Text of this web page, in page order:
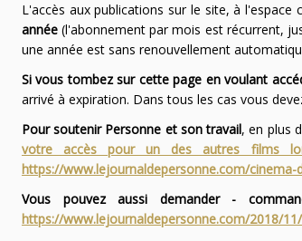
L'accès aux publications sur le site, à l'espace
année(l'abonnement par mois est récurrent,
une année est sans renouvellement
Si vous tombez sur cette page en voulant
arrivé à expiration. Dans tous les cas vous
Pour soutenir Personne et son travail, en plus
votre accès pour un des autres films
https://www.lejournaldepersonne.com/cinema-
Vous pouvez aussi demander -
https://www.lejournaldepersonne.com/2018/